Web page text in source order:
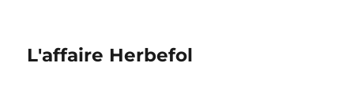
L'affaire Herbefol